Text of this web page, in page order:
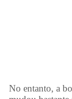
No entanto, a